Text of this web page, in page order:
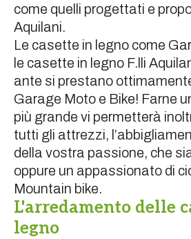
come quelli progettati e
Aquilani.
Le casette in legno come
le casette in legno F.lli
ante si prestano
Garage Moto e Bike! Farne
più grande vi permetterà
tutti gli attrezzi,
della vostra passione, che
oppure un appassionato di
Mountain bike.
L'arredamento delle
legno